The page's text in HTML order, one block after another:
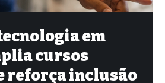
em
cursos
reforça inclusão